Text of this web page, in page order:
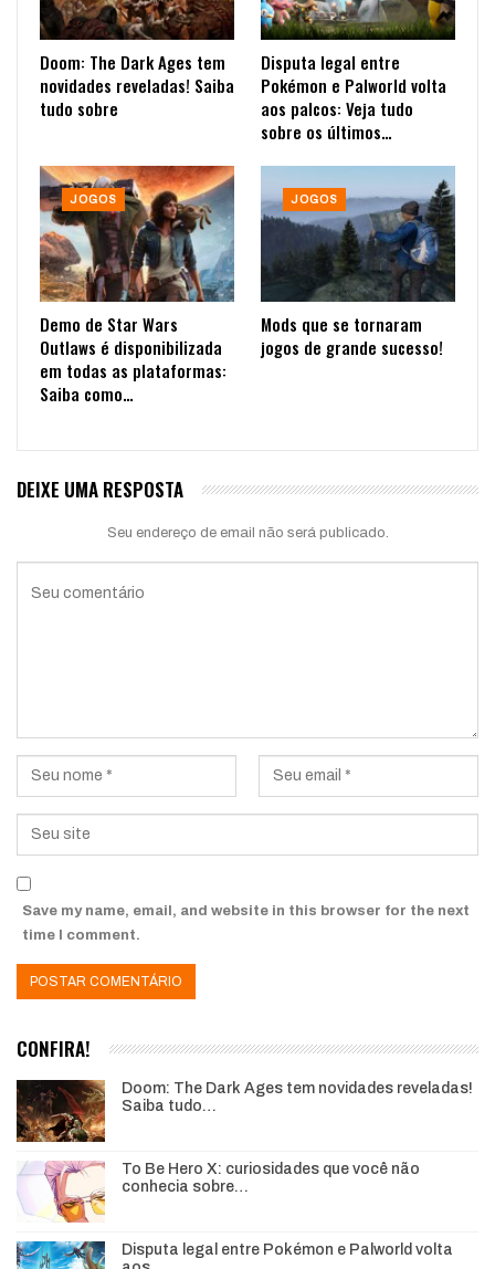
Doom: The Dark Ages tem
novidades reveladas! Saiba
tudo sobre
Disputa legal entre
Pokémon e Palworld volta
aos palcos: Veja tudo
sobre os últimos…
JOGOS
Demo de Star Wars
Outlaws é disponibilizada
em todas as plataformas:
Saiba como…
JOGOS
Mods que se tornaram
jogos de grande sucesso!
DEIXE UMA RESPOSTA
Seu endereço de email não será publicado.
Save my name, email, and website in this browser for the next
time I comment.
CONFIRA!
Doom: The Dark Ages tem novidades reveladas!
Saiba tudo…
To Be Hero X: curiosidades que você não
conhecia sobre…
Disputa legal entre Pokémon e Palworld volta